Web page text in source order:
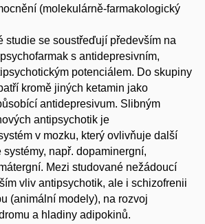
(molekulárně-farmakologický
studie se soustřeďují především na
s antidepresivním,
potenciálem. Do skupiny
kromě jiných ketamin jako
antidepresivum. Slibným
antipsychotik je
v mozku, který ovlivňuje další
např. dopaminergní,
Mezi studované nežádoucí
vliv antipsychotik, ale i schizofrenii
(animální modely), na rozvoj
a hladiny adipokinů.